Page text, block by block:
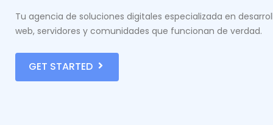
Tu agencia de soluciones digitales especializada en
web, servidores y comunidades que funcionan de verdad.
GET STARTED